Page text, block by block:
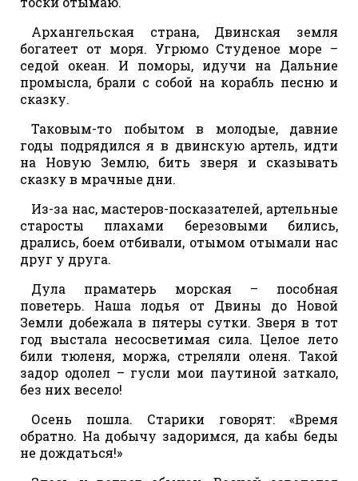
Архангельская страна, Двинская земля
богатеет от моря. Угрюмо Студеное море –
седой океан. И поморы, идучи на Дальние
промысла, брали с собой на корабль песню и
сказку.
Таковым-то побытом в молодые, давние
годы подрядился я в двинскую артель, идти
на Новую Землю, бить зверя и сказывать
сказку в мрачные дни.
Из-за нас, мастеров-посказателей, артельные
старосты плахами березовыми бились,
дрались, боем отбивали, отымом отымали нас
друг у друга.
Дула праматерь морская – пособная
поветерь. Наша лодья от Двины до Новой
Земли добежала в пятеры сутки. Зверя в тот
год выстала несосветимая сила. Целое лето
били тюленя, моржа, стреляли оленя. Такой
задор одолел – гусли мои паутиной заткало,
без них весело!
Осень пошла. Старики говорят: «Время
обратно. На добычу задоримся, да кабы беды
не дождаться!»